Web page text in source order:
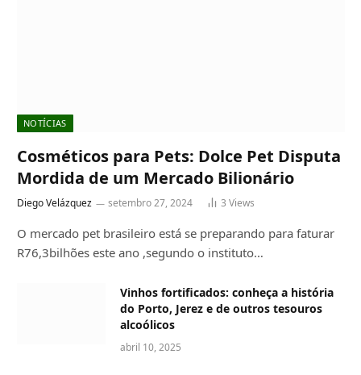
NOTÍCIAS
Cosméticos para Pets: Dolce Pet Disputa
Mordida de um Mercado Bilionário
Diego Velázquez setembro 27, 2024 3 Views
O mercado pet brasileiro está se preparando para faturar
R76,3bilhões este ano ,segundo o instituto…
Vinhos fortificados: conheça a história
do Porto, Jerez e de outros tesouros
alcoólicos
abril 10, 2025